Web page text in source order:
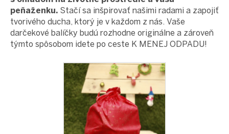
Eko
domácnosť
Čo má
teraz
zelenú
peňaženku. Stačí sa inšpirovať našimi radami a zapojiť
tvorivého ducha, ktorý je v každom z nás. Vaše
darčekové balíčky budú rozhodne originálne a zároveň
týmto spôsobom idete po ceste K MENEJ ODPADU!